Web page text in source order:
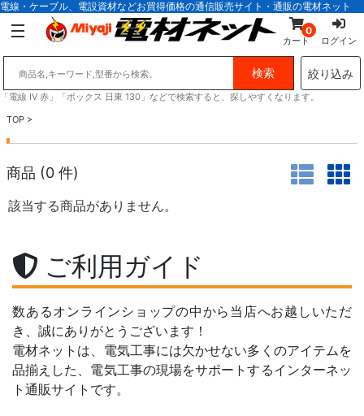
電線・ケーブル、電設資材などお買得価格の通信販売サイト・通販の電材ネット
0
カート ログイン
絞り込み
「電線 IV 赤」「ボックス 日東 130」などで検索すると、探しやすくなります。
TOP >
商品 (0 件)
該当する商品がありません。
ご利用ガイド
数あるオンラインショップの中から当店へお越しいただ
き、誠にありがとうございます！
電材ネットは、電気工事には欠かせない多くのアイテムを
品揃えした、電気工事の現場をサポートするインターネッ
ト通販サイトです。